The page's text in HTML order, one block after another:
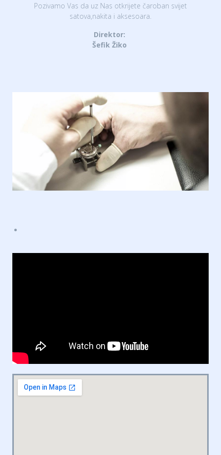
Pozivamo Vas da uz Nas otkrijete čaroban svijet
satova,nakita i aksesoara.
Direktor:
Šefik Žiko